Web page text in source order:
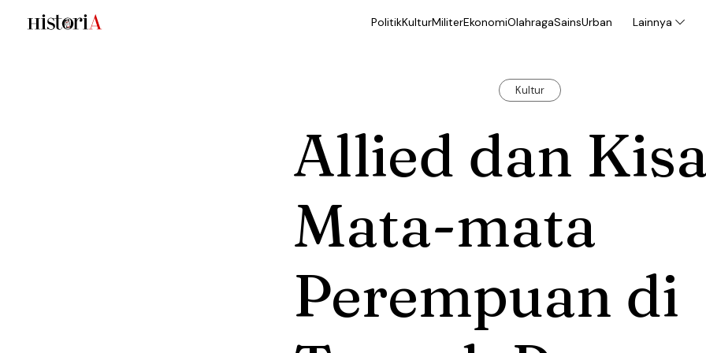
PolitikKulturMiliterEkonomiOlahragaSainsUrban Lainnya
Kultur
Allied dan
Mata-mata
Perempuan di